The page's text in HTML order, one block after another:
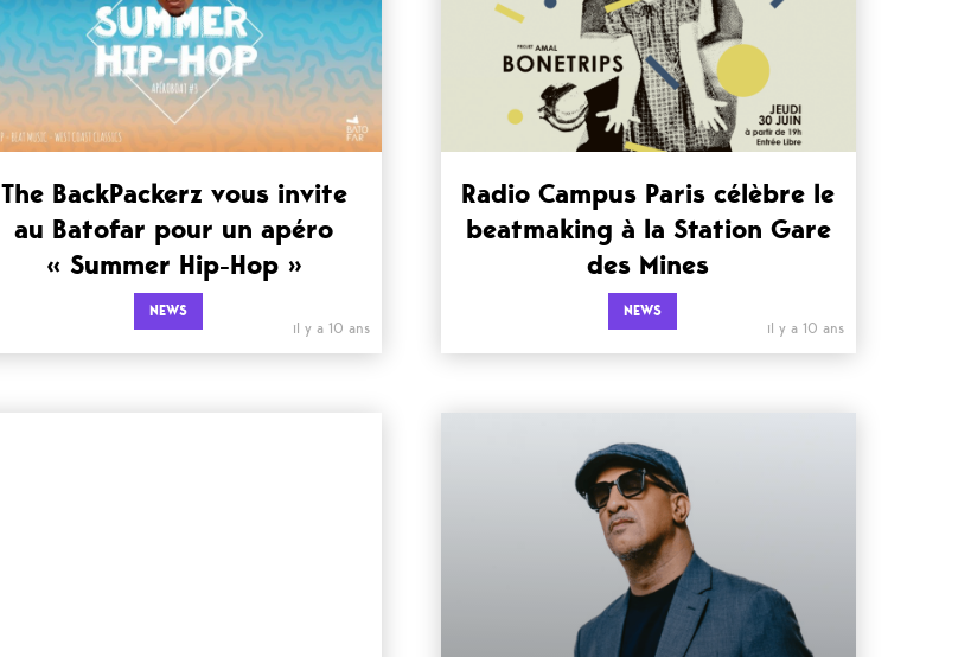
The BackPackerz vous invite
au Batofar pour un apéro
« Summer Hip-Hop »
NEWS
il y a 10 ans
Radio Campus Paris célèbre le
beatmaking à la Station Gare
des Mines
NEWS
il y a 10 ans